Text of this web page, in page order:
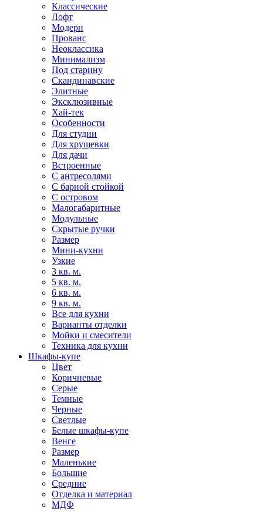
Классические
Лофт
Модерн
Прованс
Неоклассика
Минимализм
Под старину
Скандинавские
Элитные
Эксклюзивные
Хай-тек
Особенности
Для студии
Для хрущевки
Для дачи
Встроенные
С антресолями
С барной стойкой
С островом
Малогабаритные
Модульные
Скрытые ручки
Размер
Мини-кухни
Узкие
3 кв. м.
5 кв. м.
6 кв. м.
9 кв. м.
Все для кухни
Варианты отделки
Мойки и смесители
Техника для кухни
Шкафы-купе
Цвет
Коричневые
Серые
Темные
Черные
Светлые
Белые шкафы-купе
Венге
Размер
Маленькие
Большие
Средние
Отделка и материал
МДФ